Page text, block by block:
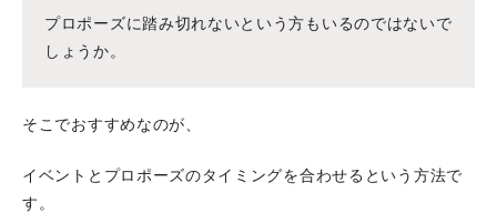
プロポーズに踏み切れないという方もいるのではないで
しょうか。
そこでおすすめなのが、
イベントとプロポーズのタイミングを合わせるという方法で
す。